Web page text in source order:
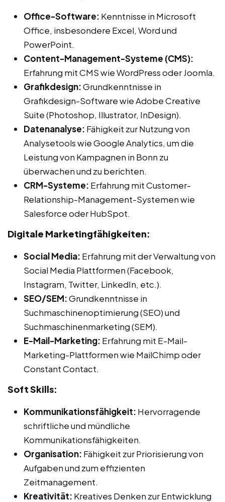
Office-Software: Kenntnisse in Microsoft
Office, insbesondere Excel, Word und
PowerPoint.
Content-Management-Systeme (CMS):
Erfahrung mit CMS wie WordPress oder Joomla.
Grafikdesign:Grundkenntnisse in
Grafikdesign-Software wie Adobe Creative
Suite (Photoshop, Illustrator, InDesign).
Datenanalyse: Fähigkeit zur Nutzung von
Analysetools wie Google Analytics, um die
Leistung von Kampagnen in Bonn zu
überwachen und zu berichten.
CRM-Systeme: Erfahrung mit Customer-
Relationship-Management-Systemen wie
Salesforce oder HubSpot.
Digitale Marketingfähigkeiten:
Social Media: Erfahrung mit der Verwaltung von
Social Media Plattformen (Facebook,
Instagram, Twitter, LinkedIn, etc.).
SEO/SEM:Grundkenntnisse in
Suchmaschinenoptimierung (SEO) und
Suchmaschinenmarketing (SEM).
E-Mail-Marketing: Erfahrung mit E-Mail-
Marketing-Plattformen wie MailChimp oder
Constant Contact.
Soft Skills:
Kommunikationsfähigkeit: Hervorragende
schriftliche und mündliche
Kommunikationsfähigkeiten.
Organisation: Fähigkeit zur Priorisierung von
Aufgaben und zum effizienten
Zeitmanagement.
Kreativität: Kreatives Denken zur Entwicklung